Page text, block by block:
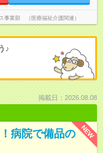
事業部 （医療福祉介護関連）
♪
掲載日：2026.08.08
NEW
病院で備品の